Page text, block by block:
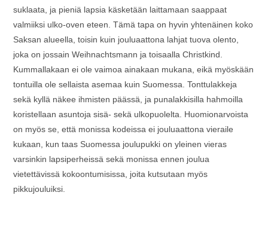
suklaata, ja pieniä lapsia käsketään laittamaan saappaat
valmiiksi ulko-oven eteen. Tämä tapa on hyvin yhtenäinen koko
Saksan alueella, toisin kuin jouluaattona lahjat tuova olento,
joka on jossain Weihnachtsmann ja toisaalla Christkind.
Kummallakaan ei ole vaimoa ainakaan mukana, eikä myöskään
tontuilla ole sellaista asemaa kuin Suomessa. Tonttulakkeja
sekä kyllä näkee ihmisten päässä, ja punalakkisilla hahmoilla
koristellaan asuntoja sisä- sekä ulkopuolelta. Huomionarvoista
on myös se, että monissa kodeissa ei jouluaattona vieraile
kukaan, kun taas Suomessa joulupukki on yleinen vieras
varsinkin lapsiperheissä sekä monissa ennen joulua
vietettävissä kokoontumisissa, joita kutsutaan myös
pikkujouluiksi.